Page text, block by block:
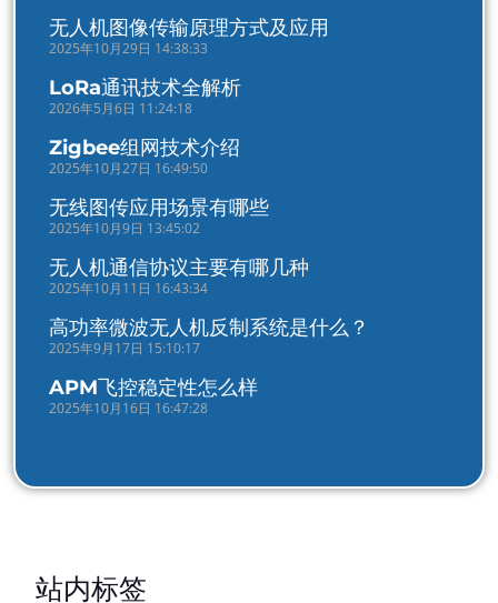
无人机图像传输原理方式及应用
2025年10月29日 14:38:33
LoRa通讯技术全解析
2026年5月6日 11:24:18
Zigbee组网技术介绍
2025年10月27日 16:49:50
无线图传应用场景有哪些
2025年10月9日 13:45:02
无人机通信协议主要有哪几种
2025年10月11日 16:43:34
高功率微波无人机反制系统是什么？
2025年9月17日 15:10:17
APM飞控稳定性怎么样
2025年10月16日 16:47:28
站内标签